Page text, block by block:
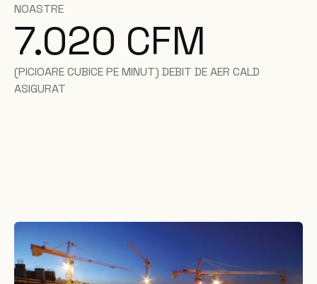
NOASTRE
7.020 CFM
(PICIOARE CUBICE PE MINUT) DEBIT DE AER CALD
ASIGURAT